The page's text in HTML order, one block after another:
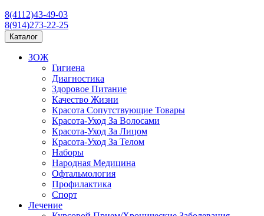
8(4112)43-49-03
8(914)273-22-25
Каталог
ЗОЖ
Гигиена
Диагностика
Здоровое Питание
Качество Жизни
Красота Сопутствующие Товары
Красота-Уход За Волосами
Красота-Уход За Лицом
Красота-Уход За Телом
Наборы
Народная Медицина
Офтальмология
Профилактика
Спорт
Лечение